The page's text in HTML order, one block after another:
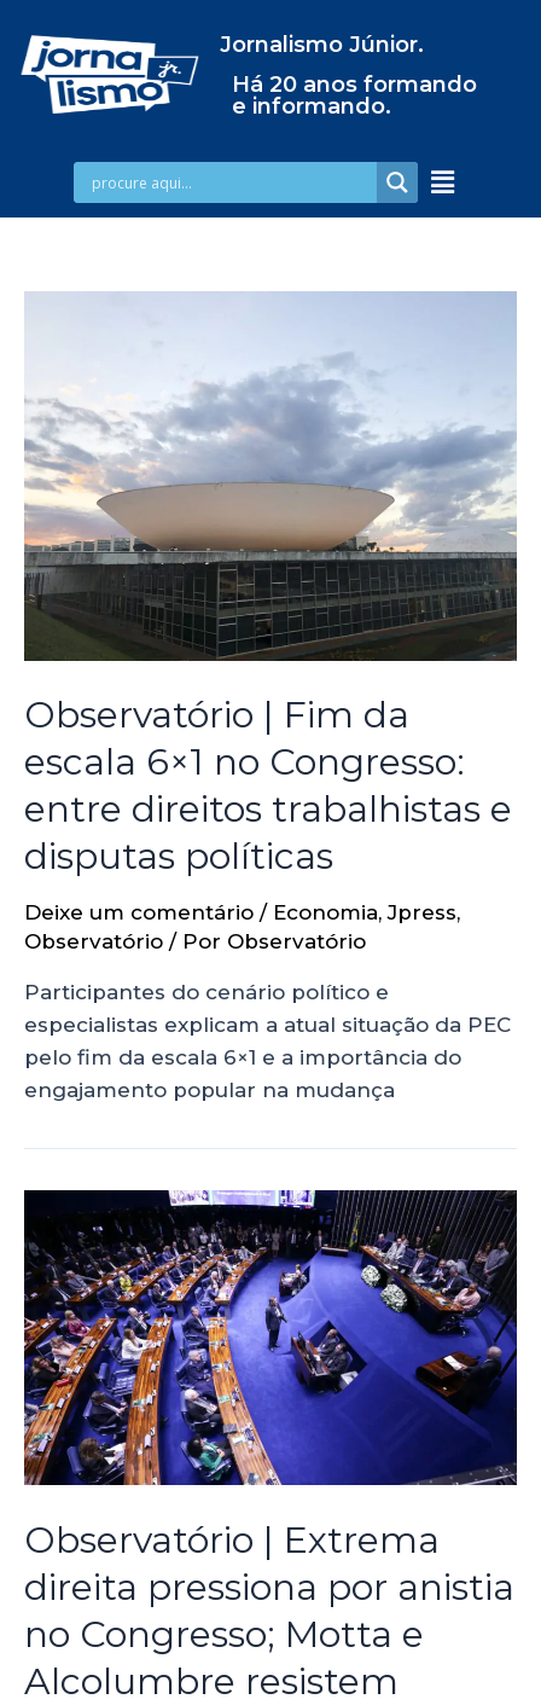
Jornalismo Júnior.
Há 20 anos formando
e informando.
Observatório | Fim da
escala 6×1 no Congresso:
entre direitos trabalhistas e
disputas políticas
Deixe um comentário / Economia,Jpress,
Observatório / Por Observatório
Participantes do cenário político e
especialistas explicam a atual situação da PEC
pelo fim da escala 6×1 e a importância do
engajamento popular na mudança
Observatório | Extrema
direita pressiona por anistia
no Congresso; Motta e
Alcolumbre resistem